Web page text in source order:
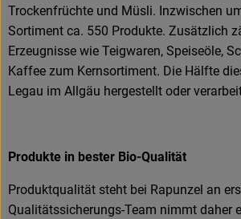
Trockenfrüchte und Müsli. Inzwischen
Sortiment ca. 550 Produkte. Zusätzlich
Erzeugnisse wie Teigwaren, Speiseöle,
Kaffee zum Kernsortiment. Die Hälfte
Legau im Allgäu hergestellt oder
Produkte in bester Bio-Qualität
Produktqualität steht bei Rapunzel an
Qualitätssicherungs-Team nimmt daher